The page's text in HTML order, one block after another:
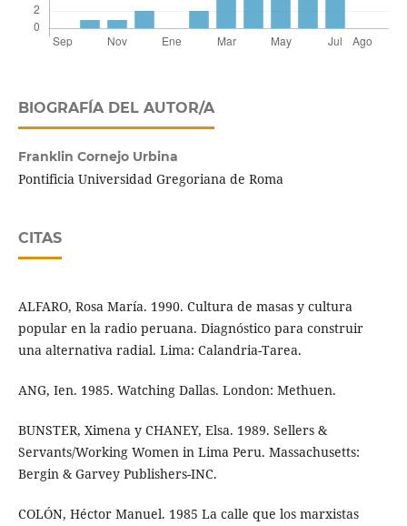
BIOGRAFÍA DEL AUTOR/A
Franklin Cornejo Urbina
Pontificia Universidad Gregoriana de Roma
CITAS
ALFARO, Rosa María. 1990. Cultura de masas y cultura
popular en la radio peruana. Diagnóstico para construir
una alternativa radial. Lima: Calandria-Tarea.
ANG, Ien. 1985. Watching Dallas. London: Methuen.
BUNSTER, Ximena y CHANEY, Elsa. 1989. Sellers &
Servants/Working Women in Lima Peru. Massachusetts:
Bergin & Garvey Publishers-INC.
COLÓN, Héctor Manuel. 1985 La calle que los marxistas